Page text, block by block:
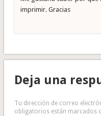
imprimir. Gracias
Deja una
Tu dirección de correo
obligatorios están marcados